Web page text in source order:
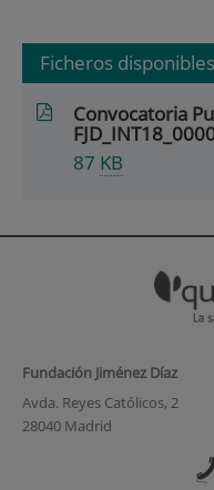
Ficheros disponibles
Convocatoria
87 KB
Fundación Jiménez Díaz
Avda. Reyes Católicos, 2
28040 Madrid